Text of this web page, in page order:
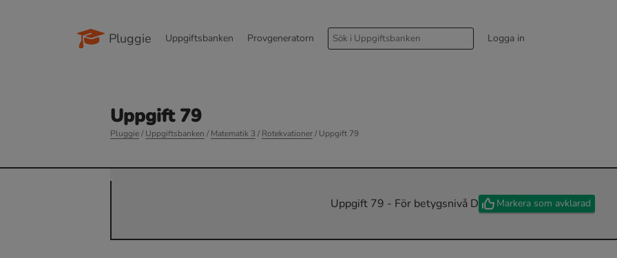
Pluggie Uppgiftsbanken Provgeneratorn Logga in
Uppgift 79
Pluggie/Uppgiftsbanken /Matematik 3 /Rotekvationer/ Uppgift 79
Uppgift 79 - För betygsnivå D Markera som avklarad